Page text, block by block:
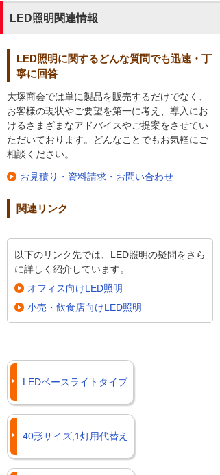
LED照明関連情報
LED照明に関するどんな質問でも迅速・丁
寧に回答
大塚商会では単に製品を販売するだけでなく、
お客様の現状やご要望を第一に考え、導入にお
けるさまざまなアドバイスやご提案をさせてい
ただいております。どんなことでもお気軽にご
相談ください。
お見積り・資料請求・お問い合わせ
関連リンク
以下のリンク先では、LED照明の疑問をさら
に詳しく紹介しています。
オフィス向けLED照明
小売・飲食店向けLED照明
LEDベースライトタイプ
40形サイズ,1灯用代替え